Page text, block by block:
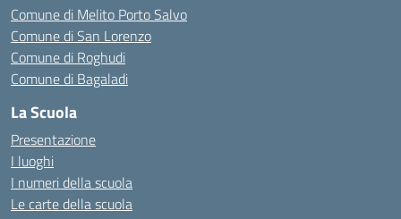
Comune di Melito Porto Salvo
Comune di San Lorenzo
Comune di Roghudi
Comune di Bagaladi
La Scuola
Presentazione
I luoghi
I numeri della scuola
Le carte della scuola